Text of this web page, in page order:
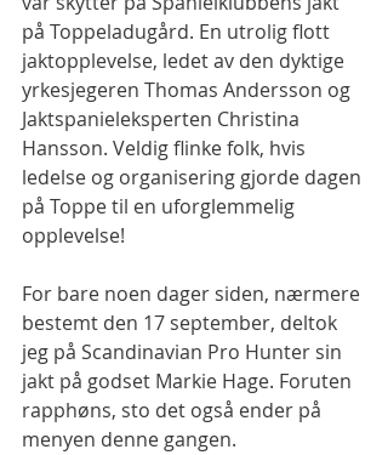
på Toppeladugård. En utrolig flott
jaktopplevelse, ledet av den dyktige
yrkesjegeren Thomas Andersson og
Jaktspanieleksperten Christina
Hansson. Veldig flinke folk, hvis
ledelse og organisering gjorde dagen
på Toppe til en uforglemmelig
opplevelse!
For bare noen dager siden, nærmere
bestemt den 17 september, deltok
jeg på Scandinavian Pro Hunter sin
jakt på godset Markie Hage. Foruten
rapphøns, sto det også ender på
menyen denne gangen.